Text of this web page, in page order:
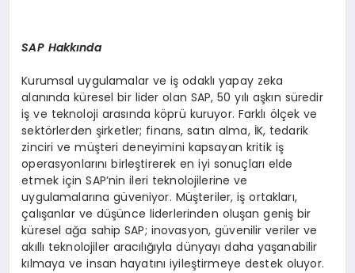
SAP Hakkında
Kurumsal uygulamalar ve iş odaklı yapay zeka
alanında küresel bir lider olan SAP, 50 yılı aşkın süredir
iş ve teknoloji arasında köprü kuruyor. Farklı ölçek ve
sektörlerden şirketler; finans, satın alma, İK, tedarik
zinciri ve müşteri deneyimini kapsayan kritik iş
operasyonlarını birleştirerek en iyi sonuçları elde
etmek için SAP’nin ileri teknolojilerine ve
uygulamalarına güveniyor. Müşteriler, iş ortakları,
çalışanlar ve düşünce liderlerinden oluşan geniş bir
küresel ağa sahip SAP; inovasyon, güvenilir veriler ve
akıllı teknolojiler aracılığıyla dünyayı daha yaşanabilir
kılmaya ve insan hayatını iyileştirmeye destek oluyor.